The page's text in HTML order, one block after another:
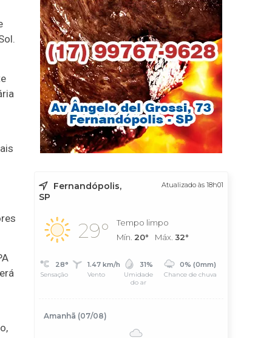
Fernandópolis,
SP
Atualizado às 18h01
29°
Tempo limpo
Mín. 20° Máx. 32°
28°
Sensação
1.47 km/h
Vento
31%
Umidade
do ar
0% (0mm)
Chance de chuva
Amanhã (07/08)